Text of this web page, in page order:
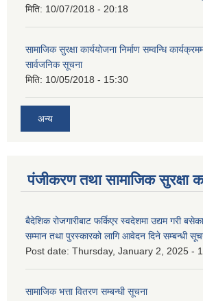
मिति: 10/07/2018 - 20:18
सामाजिक सुरक्षा कार्ययोजना निर्माण सम्वन्धि
सार्वजनिक सूचना
मिति: 10/05/2018 - 15:30
अन्य
पंजीकरण तथा सामाजिक सुरक्षा
बैदेशिक रोजगारीबाट फर्किएर स्वदेशमा उद्यम गरी
सम्मान तथा पुरस्कारको लागि आवेदन दिने सम्बन्धी
Post date: Thursday, January 2, 2025 -
सामाजिक भत्ता वितरण सम्बन्धी सूचना